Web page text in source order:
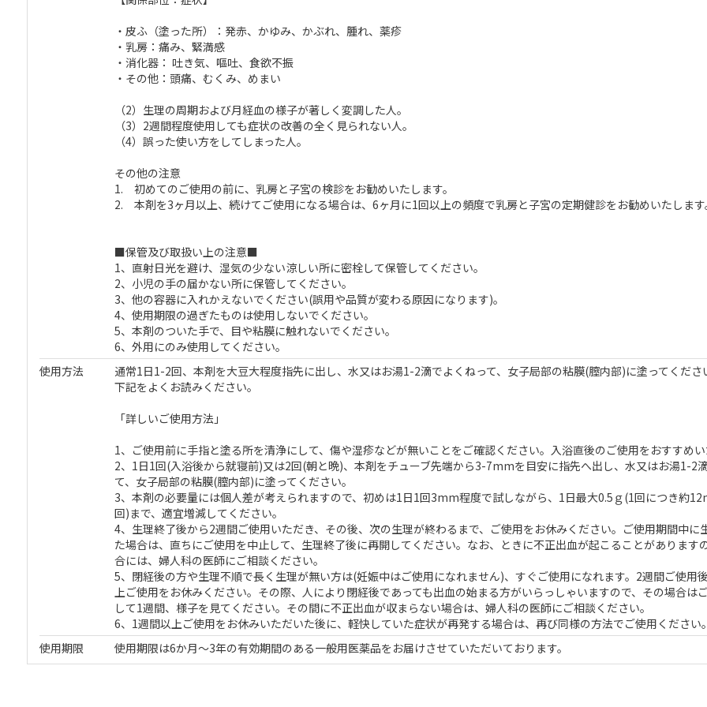
・皮ふ（塗った所）：発赤、かゆみ、かぶれ、腫れ、薬疹
・乳房：痛み、緊満感
・消化器： 吐き気、嘔吐、食欲不振
・その他：頭痛、むくみ、めまい
（2）生理の周期および月経血の様子が著しく変調した人。
（3）2週間程度使用しても症状の改善の全く見られない人。
（4）誤った使い方をしてしまった人。
その他の注意
1. 初めてのご使用の前に、乳房と子宮の検診をお勧めいたします。
2. 本剤を3ヶ月以上、続けてご使用になる場合は、6ヶ月に1回以上の頻度で乳房と子宮の定期健診をお勧めいたします
■保管及び取扱い上の注意■
1、直射日光を避け、湿気の少ない涼しい所に密栓して保管してください。
2、小児の手の届かない所に保管してください。
3、他の容器に入れかえないでください(誤用や品質が変わる原因になります)。
4、使用期限の過ぎたものは使用しないでください。
5、本剤のついた手で、目や粘膜に触れないでください。
6、外用にのみ使用してください。
使用方法
通常1日1-2回、本剤を大豆大程度指先に出し、水又はお湯1-2滴でよくねって、女子局部の粘膜(膣内部)に塗ってくださ
下記をよくお読みください。
「詳しいご使用方法」
1、ご使用前に手指と塗る所を清浄にして、傷や湿疹などが無いことをご確認ください。入浴直後のご使用をおすすめ
2、1日1回(入浴後から就寝前)又は2回(朝と晩)、本剤をチューブ先端から3-7mmを目安に指先へ出し、水又はお湯1-2
て、女子局部の粘膜(膣内部)に塗ってください。
3、本剤の必要量には個人差が考えられますので、初めは1日1回3mm程度で試しながら、1日最大0.5ｇ(1回につき約
回)まで、適宜増減してください。
4、生理終了後から2週間ご使用いただき、その後、次の生理が終わるまで、ご使用をお休みください。ご使用期間中に
た場合は、直ちにご使用を中止して、生理終了後に再開してください。なお、ときに不正出血が起こることがあります
合には、婦人科の医師にご相談ください。
5、閉経後の方や生理不順で長く生理が無い方は(妊娠中はご使用になれません)、すぐご使用になれます。2週間ご使用
上ご使用をお休みください。その際、人により閉経後であっても出血の始まる方がいらっしゃいますので、その場合は
して1週間、様子を見てください。その間に不正出血が収まらない場合は、婦人科の医師にご相談ください。
6、1週間以上ご使用をお休みいただいた後に、軽快していた症状が再発する場合は、再び同様の方法でご使用ください
使用期限
使用期限は6か月～3年の有効期間のある一般用医薬品をお届けさせていただいております。